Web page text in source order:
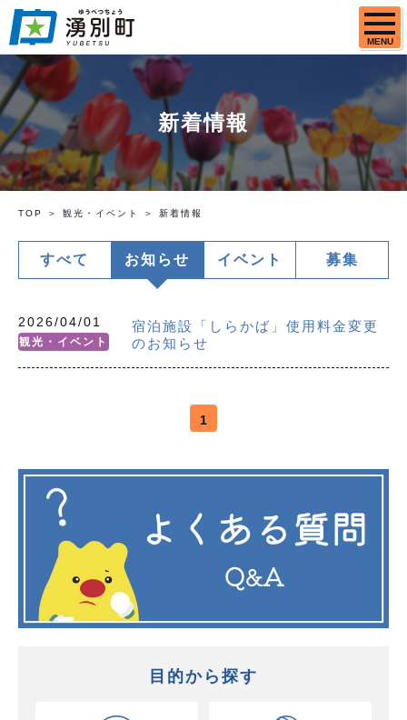
MENU
新着情報
TOP 観光・イベント 新着情報
すべて お知らせ イベント 募集
2026/04/01
観光・イベント
宿泊施設「しらかば」使用料金変更
のお知らせ
1
目的から探す